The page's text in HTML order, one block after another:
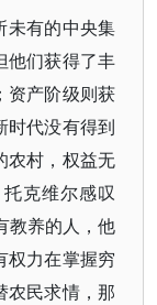
未有的中央集
他们获得了丰
资产阶级则获
时代没有得到
农村，权益无
克维尔感叹
教养的人，他
权力在掌握穷
农民求情，那